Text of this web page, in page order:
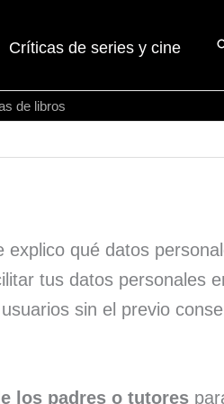
Críticas de series y cine
de libros
qué datos
tus datos personales
sin el previo
los padres o tutores